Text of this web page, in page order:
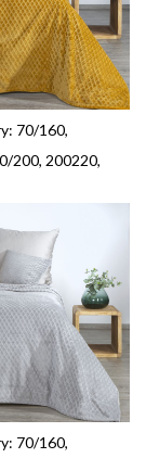
70/160,
200, 200220,
70/160,